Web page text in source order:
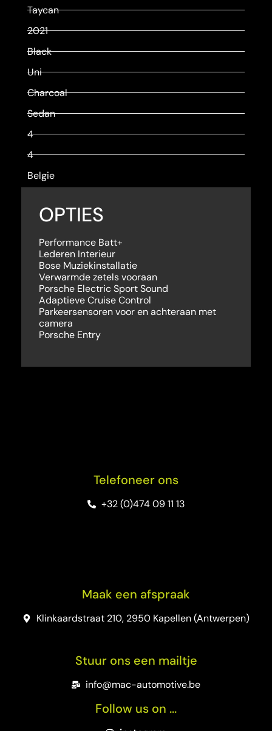
Taycan
2021
Black
Uni
Charcoal
Sedan
4
4
Belgie
OPTIES
Performance Batt+
Lederen Interieur
Bose Muziekinstallatie
Verwarmde zetels vooraan
Porsche Electric Sport Sound
Adaptieve Cruise Control
Parkeersensoren voor en achteraan met
camera
Porsche Entry
Telefoneer ons
+32 (0)474 09 11 13
Maak een afspraak
Klinkaardstraat 210, 2950 Kapellen (Antwerpen)
Stuur ons een mailtje
info@mac-automotive.be
Follow us on ...